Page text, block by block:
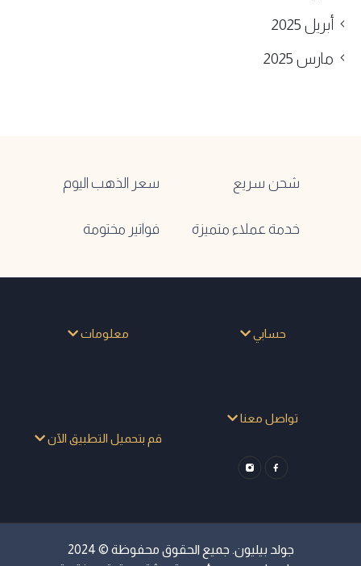
أبريل 2025
مارس 2025
شحن سريع سعر الذهب اليوم
خدمة عملاء متميزة فواتير مختومة
حسابي معلومات
تواصل معنا
قم بتحميل التطبيق الآن
جولد بيليون. جميع الحقوق محفوظة © 2024